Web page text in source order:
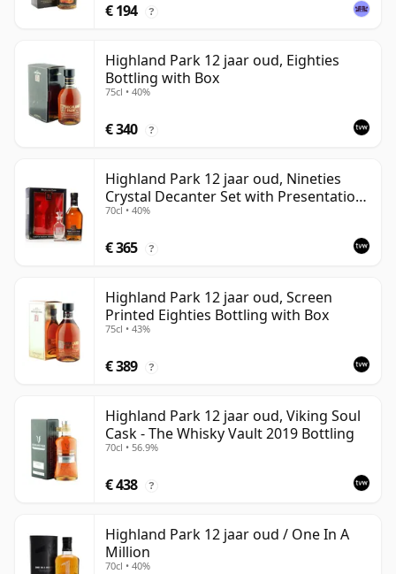
€ 194 ?
Highland Park 12 jaar oud, Eighties
Bottling with Box
75cl • 40%
€ 340 ?
Highland Park 12 jaar oud, Nineties
Crystal Decanter Set with Presentation
Box
70cl • 40%
€ 365 ?
Highland Park 12 jaar oud, Screen
Printed Eighties Bottling with Box
75cl • 43%
€ 389 ?
Highland Park 12 jaar oud, Viking Soul
Cask - The Whisky Vault 2019 Bottling
70cl • 56.9%
€ 438 ?
Highland Park 12 jaar oud / One In A
Million
70cl • 40%